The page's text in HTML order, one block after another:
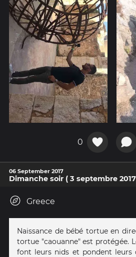
0
06 September 2017
Dimanche soir ( 3 septembre
Greece
Naissance de bébé tortue en
tortue "caouanne" est protégée.
font leurs nids et pondent leurs